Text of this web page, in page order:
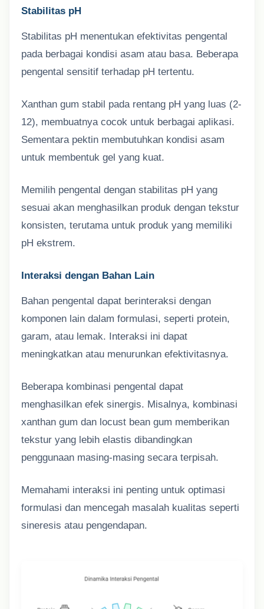
Stabilitas pH
Stabilitas pH menentukan efektivitas pengental
pada berbagai kondisi asam atau basa. Beberapa
pengental sensitif terhadap pH tertentu.
Xanthan gum stabil pada rentang pH yang luas (2-
12), membuatnya cocok untuk berbagai aplikasi.
Sementara pektin membutuhkan kondisi asam
untuk membentuk gel yang kuat.
Memilih pengental dengan stabilitas pH yang
sesuai akan menghasilkan produk dengan tekstur
konsisten, terutama untuk produk yang memiliki
pH ekstrem.
Interaksi dengan Bahan Lain
Bahan pengental dapat berinteraksi dengan
komponen lain dalam formulasi, seperti protein,
garam, atau lemak. Interaksi ini dapat
meningkatkan atau menurunkan efektivitasnya.
Beberapa kombinasi pengental dapat
menghasilkan efek sinergis. Misalnya, kombinasi
xanthan gum dan locust bean gum memberikan
tekstur yang lebih elastis dibandingkan
penggunaan masing-masing secara terpisah.
Memahami interaksi ini penting untuk optimasi
formulasi dan mencegah masalah kualitas seperti
sineresis atau pengendapan.